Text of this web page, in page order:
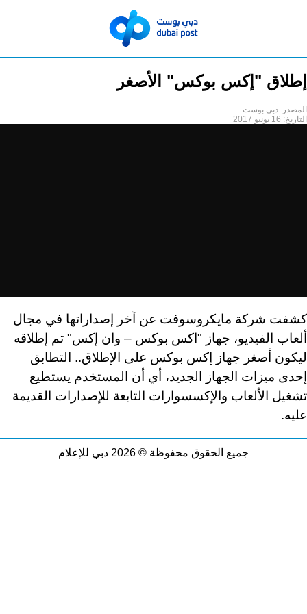
إطلاق "إكس بوكس" الأصغر
المصدر: دبي بوست
التاريخ: 16 يونيو 2017
كشفت شركة مايكروسوفت عن آخر إصداراتها في مجال
ألعاب الفيديو، جهاز "اكس بوكس – وان إكس" تم إطلاقه
ليكون أصغر جهاز إكس بوكس على الإطلاق.. التطابق
إحدى ميزات الجهاز الجديد، أي أن المستخدم يستطيع
تشغيل الألعاب والإكسسوارات التابعة للإصدارات القديمة
عليه.
جميع الحقوق محفوظة © 2026 دبي للإعلام